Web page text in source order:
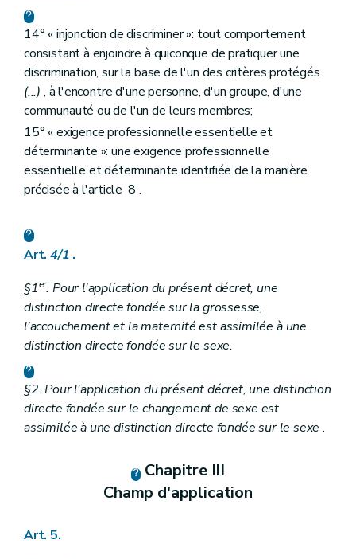
14° « injonction de discriminer »: tout comportement
consistant à enjoindre à quiconque de pratiquer une
discrimination, sur la base de l'un des critères protégés
(...) , à l'encontre d'une personne, d'un groupe, d'une
communauté ou de l'un de leurs membres;
15° « exigence professionnelle essentielle et
déterminante »: une exigence professionnelle
essentielle et déterminante identifiée de la manière
précisée à l'article 8 .
Art.4/1 .
§1er. Pour l'application du présent décret, une
distinction directe fondée sur la grossesse,
l'accouchement et la maternité est assimilée à une
distinction directe fondée sur le sexe.
§2. Pour l'application du présent décret, une distinction
directe fondée sur le changement de sexe est
assimilée à une distinction directe fondée sur le sexe .
Chapitre III
Champ d'application
Art. 5.